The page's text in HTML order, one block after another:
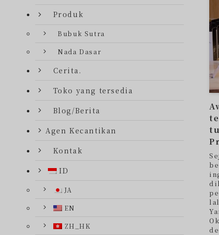
Produk
Bubuk Sutra
Nada Dasar
Cerita.
Toko yang tersedia
Blog/Berita
Agen Kecantikan
Kontak
ID
JA
EN
ZH_HK